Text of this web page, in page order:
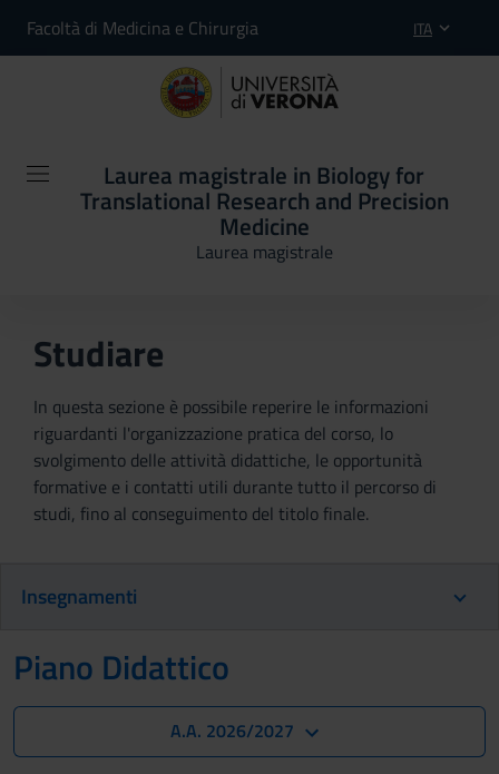
Facoltà di Medicina e Chirurgia ITA
Laurea magistrale in Biology for
Translational Research and Precision
Medicine
Laurea magistrale
Studiare
In questa sezione è possibile reperire le informazioni
riguardanti l'organizzazione pratica del corso, lo
svolgimento delle attività didattiche, le opportunità
formative e i contatti utili durante tutto il percorso di
studi, fino al conseguimento del titolo finale.
Insegnamenti
Piano Didattico
A.A. 2026/2027